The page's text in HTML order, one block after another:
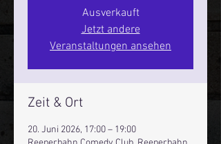
Ausverkauft
Jetzt andere
Veranstaltungen ansehen
Zeit & Ort
20. Juni 2026, 17:00 – 19:00